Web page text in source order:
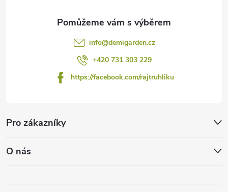
info@demigarden.cz
+420 731 303 229
https://facebook.com/rajtruhliku
Pro zákazníky
O nás